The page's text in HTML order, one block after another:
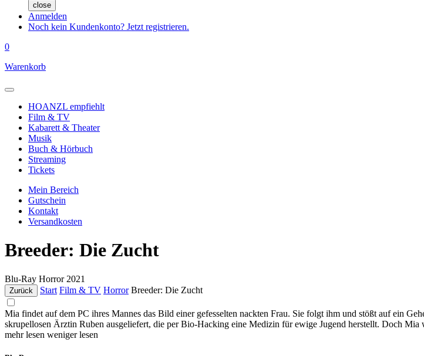
close
Anmelden
Noch kein Kundenkonto? Jetzt registrieren.
0
Warenkorb
HOANZL empfiehlt
Film & TV
Kabarett & Theater
Musik
Buch & Hörbuch
Streaming
Tickets
Mein Bereich
Gutschein
Kontakt
Versandkosten
Breeder: Die Zucht
Blu-Ray Horror 2021
Zurück Start Film & TV Horror Breeder: Die Zucht
Mia findet auf dem PC ihres Mannes das Bild einer gefesselten nackten Frau. Sie folgt ihm und stößt auf ein
skrupellosen Ärztin Ruben ausgeliefert, die per Bio-Hacking eine Medizin für ewige Jugend herstellt. Doch
mehr lesen weniger lesen